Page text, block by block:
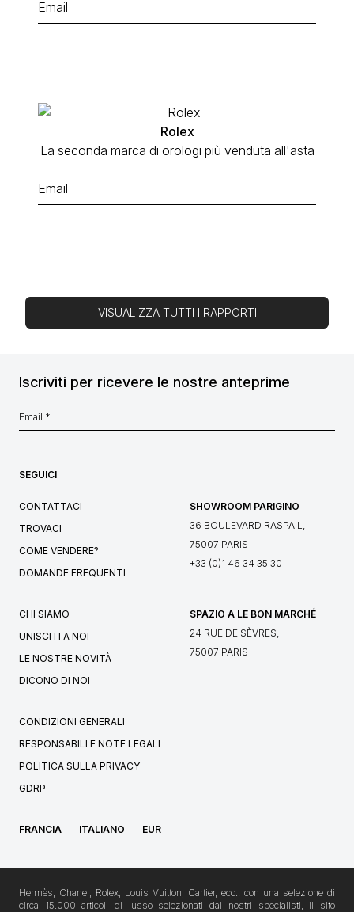
Rolex
La seconda marca di orologi più venduta all'asta
VISUALIZZA TUTTI I RAPPORTI
Iscriviti per ricevere le nostre anteprime
SEGUICI
CONTATTACI
TROVACI
COME VENDERE?
DOMANDE FREQUENTI
SHOWROOM PARIGINO
36 BOULEVARD RASPAIL,
75007 PARIS
+33 (0)1 46 34 35 30
CHI SIAMO
UNISCITI A NOI
LE NOSTRE NOVITÀ
DICONO DI NOI
SPAZIO A LE BON MARCHÉ
24 RUE DE SÈVRES,
75007 PARIS
CONDIZIONI GENERALI
RESPONSABILI E NOTE LEGALI
POLITICA SULLA PRIVACY
GDRP
FRANCIA ITALIANO EUR
Hermès, Chanel, Rolex, Louis Vuitton, Cartier, ecc.: con una selezione di
circa 15.000 articoli di lusso selezionati dai nostri specialisti, il sito